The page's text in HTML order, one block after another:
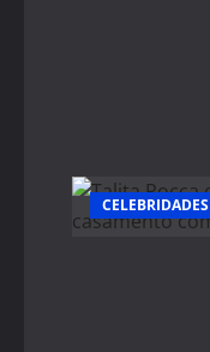
CELEBRIDADES